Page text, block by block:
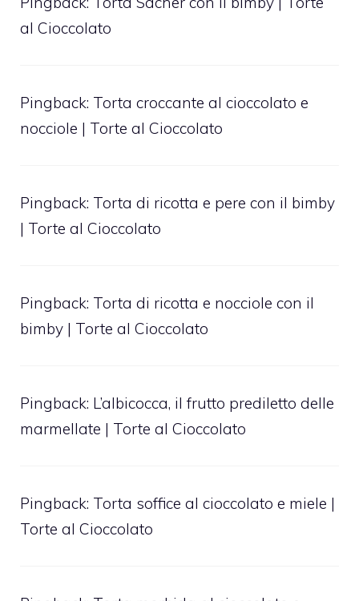
al Cioccolato
Pingback: Torta croccante al cioccolato e
nocciole | Torte al Cioccolato
Pingback: Torta di ricotta e pere con il bimby
| Torte al Cioccolato
Pingback: Torta di ricotta e nocciole con il
bimby | Torte al Cioccolato
Pingback: L’albicocca, il frutto prediletto delle
marmellate | Torte al Cioccolato
Pingback: Torta soffice al cioccolato e miele |
Torte al Cioccolato